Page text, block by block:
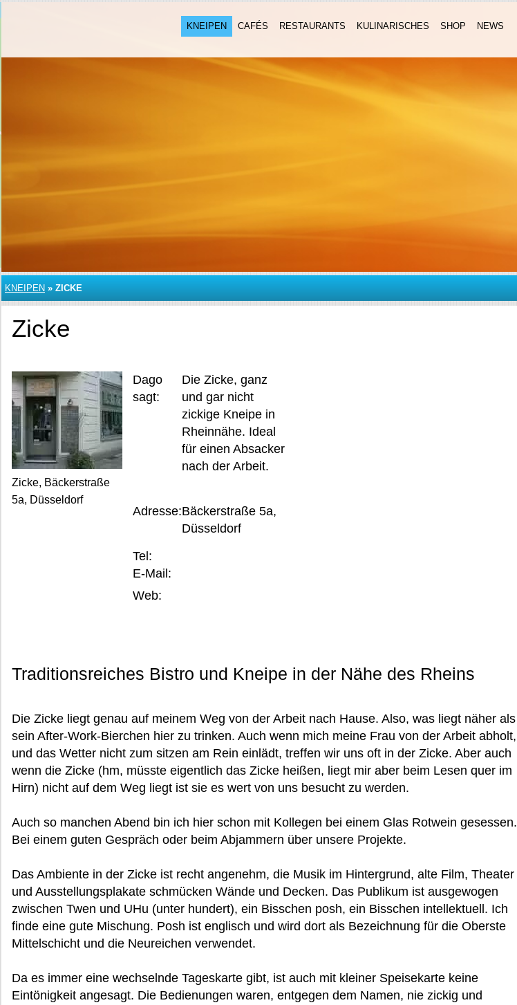
KNEIPEN CAFÉS RESTAURANTS KULINARISCHES SHOP NEWS
KNEIPEN » ZICKE
Zicke
Zicke, Bäckerstraße
5a, Düsseldorf
Dago
sagt:
Die Zicke, ganz
und gar nicht
zickige Kneipe in
Rheinnähe. Ideal
für einen Absacker
nach der Arbeit.
Adresse:Bäckerstraße 5a,
Düsseldorf
Tel:
E-Mail:
Web:
Traditionsreiches Bistro und Kneipe in der Nähe des Rheins
Die Zicke liegt genau auf meinem Weg von der Arbeit nach Hause. Also, was liegt näher als
sein After-Work-Bierchen hier zu trinken. Auch wenn mich meine Frau von der Arbeit abholt,
und das Wetter nicht zum sitzen am Rein einlädt, treffen wir uns oft in der Zicke. Aber auch
wenn die Zicke (hm, müsste eigentlich das Zicke heißen, liegt mir aber beim Lesen quer im
Hirn) nicht auf dem Weg liegt ist sie es wert von uns besucht zu werden.
Auch so manchen Abend bin ich hier schon mit Kollegen bei einem Glas Rotwein gesessen.
Bei einem guten Gespräch oder beim Abjammern über unsere Projekte.
Das Ambiente in der Zicke ist recht angenehm, die Musik im Hintergrund, alte Film, Theater
und Ausstellungsplakate schmücken Wände und Decken. Das Publikum ist ausgewogen
zwischen Twen und UHu (unter hundert), ein Bisschen posh, ein Bisschen intellektuell. Ich
finde eine gute Mischung. Posh ist englisch und wird dort als Bezeichnung für die Oberste
Mittelschicht und die Neureichen verwendet.
Da es immer eine wechselnde Tageskarte gibt, ist auch mit kleiner Speisekarte keine
Eintönigkeit angesagt. Die Bedienungen waren, entgegen dem Namen, nie zickig und